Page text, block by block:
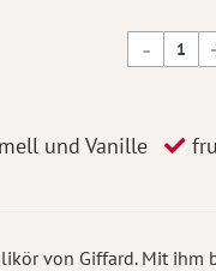
und Vanille
von Giffard. Mit